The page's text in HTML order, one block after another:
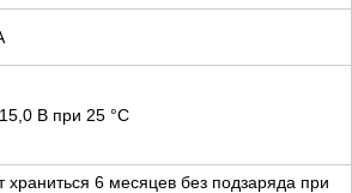
В при 25 °С
храниться 6 месяцев без подзаряда при